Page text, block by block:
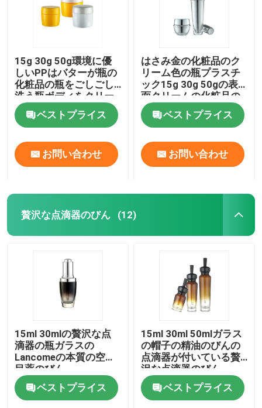
15g 30g 50g環境に優
しいPPはバターが瓶の
化粧品の瓶をごしごし
洗う瓶ボディをクリー
ム状にする
ベストプライス
お問い合わせ
はさみ金の化粧品のク
リーム色の瓶プラスチ
ック15g 30g 50gの表
面クリームの化粧品の
瓶
ベストプライス
お問い合わせ
贅沢な点滴器のびん (12)
15ml 30mlの贅沢な点
滴器の瓶ガラスの
Lancomeの本質の空の
目薬のびん
ベストプライス
15ml 30ml 50mlガラス
の帽子の精油のびんの
点滴器が付いている贅
沢な点滴器のびん
ベストプライス